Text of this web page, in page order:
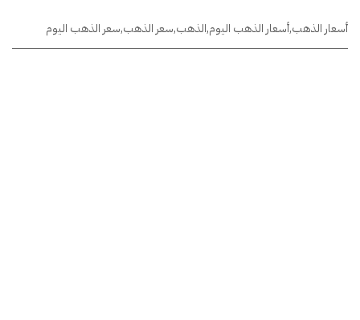
أسعار الذهب,أسعار الذهب اليوم,الذهب,سعر الذهب,سعر الذهب اليوم